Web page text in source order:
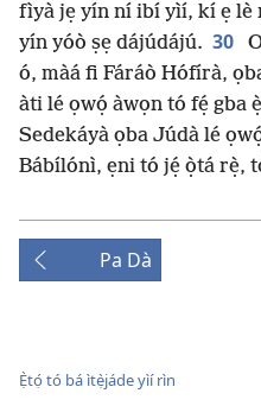
fìyà jẹ yín ní ibí yìí, kí ẹ lè
yín yóò ṣẹ dájúdájú. 30
ó, màá fi Fáráò Hófírà,
àti lé ọwọ́ àwọn tó fẹ́ gba
Sedekáyà ọba Júdà lé
Bábílónì, ẹni tó jẹ́ ọ̀tá rẹ̀,
Pa Dà
Ẹ̀tọ́ tó bá ìtẹ̀jáde yìí rìn